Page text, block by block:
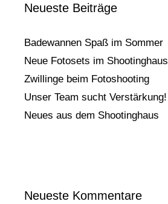
Neueste Beiträge
Badewannen Spaß im Sommer
Neue Fotosets im Shootinghaus
Zwillinge beim Fotoshooting
Unser Team sucht Verstärkung!
Neues aus dem Shootinghaus
Neueste Kommentare